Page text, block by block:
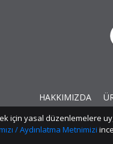
HAKKIMIZDA
için yasal düzenlemelere
/ Aydınlatma Metnimizi